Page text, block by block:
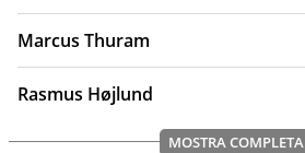
Marcus Thuram
Rasmus Højlund
MOSTRA COMPLETA